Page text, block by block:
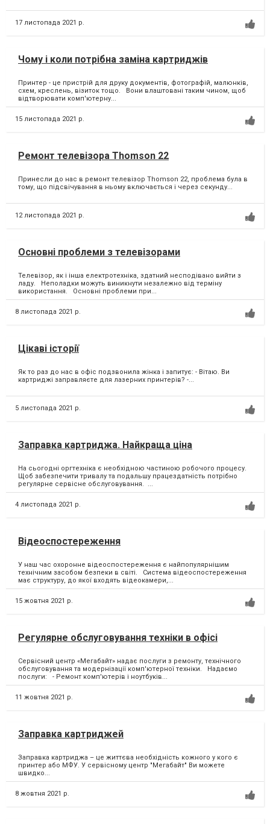
17 листопада 2021 р.
Чому і коли потрібна заміна картриджів
Принтер - це пристрій для друку документів, фотографій, малюнків,
схем, креслень, візиток тощо. Вони влаштовані таким чином, щоб
відтворювати комп'ютерну...
15 листопада 2021 р.
Ремонт телевізора Thomson 22
Принесли до нас в ремонт телевізор Thomson 22, проблема була в
тому, що підсвічування в ньому включається і через секунду...
12 листопада 2021 р.
Основні проблеми з телевізорами
Телевізор, як і інша електротехніка, здатний несподівано вийти з
ладу. Неполадки можуть виникнути незалежно від терміну
використання. Основні проблеми при...
8 листопада 2021 р.
Цікаві історії
Як то раз до нас в офіс подзвонила жінка і запитує:⁣ - Вітаю. Ви
картриджі заправляєте для лазерних принтерів?⁣ -...
5 листопада 2021 р.
Заправка картриджа. Найкраща ціна
На сьогодні оргтехніка є необхідною частиною робочого процесу. ⁣
Щоб забезпечити тривалу та подальшу працездатність потрібно
регулярне сервісне обслуговування. ⁣...
4 листопада 2021 р.
Відеоспостереження
У наш час охоронне відеоспостереження є найпопулярнішим
технічним засобом безпеки в світі. Система відеоспостереження
має структуру, до якої входять відеокамери,...
15 жовтня 2021 р.
Регулярне обслуговування техніки в офісі
Сервісний центр «Мегабайт» надає послуги з ремонту, технічного
обслуговування та модернізації комп'ютерної техніки. Надаємо
послуги: - Ремонт комп'ютерів і ноутбуків...
11 жовтня 2021 р.
Заправка картриджей
Заправка картриджа – це життєва необхідність кожного у кого є
принтер або МФУ.⁣ У сервісному центр "Мегабайт" Ви можете
швидко...
8 жовтня 2021 р.